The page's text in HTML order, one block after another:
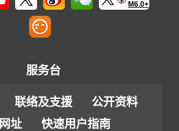
M6.0+
服务台
联络及支援
公开资料
址
快速用户指南